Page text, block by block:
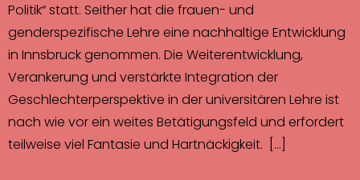
Politik“ statt. Seither hat die frauen- und
genderspezifische Lehre eine nachhaltige Entwicklung
in Innsbruck genommen. Die Weiterentwicklung,
Verankerung und verstärkte Integration der
Geschlechterperspektive in der universitären Lehre ist
nach wie vor ein weites Betätigungsfeld und erfordert
teilweise viel Fantasie und Hartnäckigkeit. […]